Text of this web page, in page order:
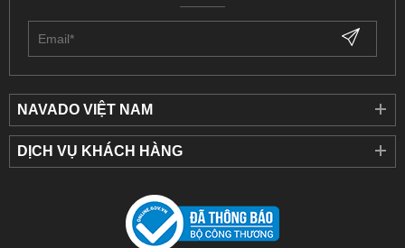
NAVADO VIỆT NAM
DỊCH VỤ KHÁCH HÀNG